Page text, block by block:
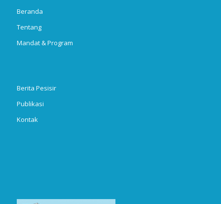
Beranda
Tentang
Mandat & Program
Berita Pesisir
Publikasi
Kontak